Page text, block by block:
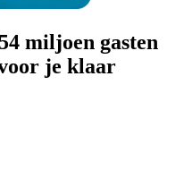
miljoen gasten
je klaar